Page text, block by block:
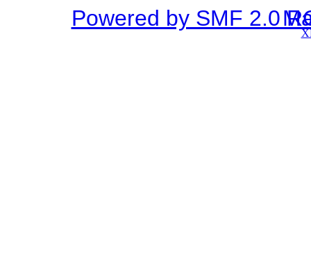
Powered by SMF 2.0SMF